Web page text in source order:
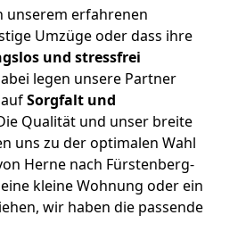
unserem erfahrenen
Umzüge oder dass ihre
und stressfrei
legen unsere Partner
Sorgfalt und
Qualität und unser breite
uns zu der optimalen Wahl
Herne nach Fürstenberg-
kleine Wohnung oder ein
wir haben die passende